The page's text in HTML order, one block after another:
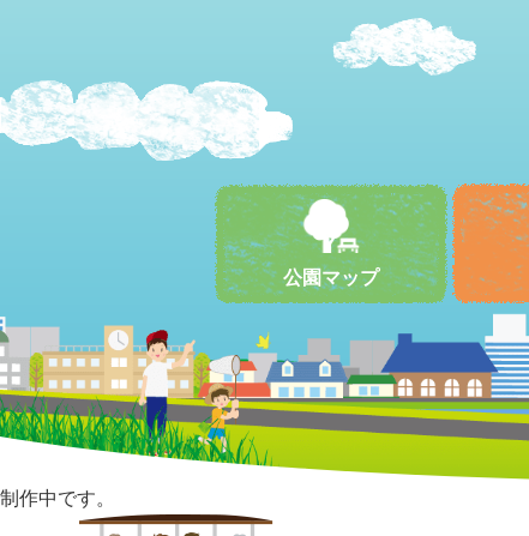
公園マップ
制作中です。